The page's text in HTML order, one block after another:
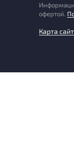
офертой.
Карта